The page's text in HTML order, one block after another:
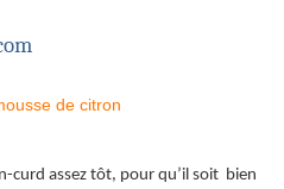
curd assez tôt, pour qu’il soit bien